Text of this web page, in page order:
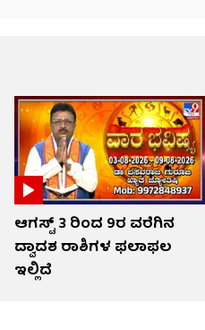
ಆಗಸ್ಟ್ 3 ರಿಂದ 9ರ ವರೆಗಿನ
ದ್ವಾದಶ ರಾಶಿಗಳ ಫಲಾಫಲ
ಇಲ್ಲಿದೆ